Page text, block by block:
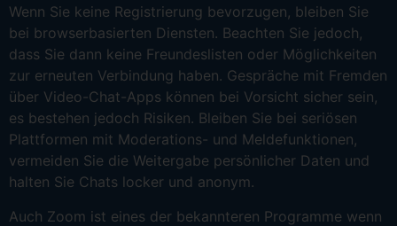
Wenn Sie keine Registrierung bevorzugen, bleiben Sie
bei browserbasierten Diensten. Beachten Sie jedoch,
dass Sie dann keine Freundeslisten oder Möglichkeiten
zur erneuten Verbindung haben. Gespräche mit Fremden
über Video-Chat-Apps können bei Vorsicht sicher sein,
es bestehen jedoch Risiken. Bleiben Sie bei seriösen
Plattformen mit Moderations- und Meldefunktionen,
vermeiden Sie die Weitergabe persönlicher Daten und
halten Sie Chats locker und anonym.
Auch Zoom ist eines der bekannteren Programme wenn